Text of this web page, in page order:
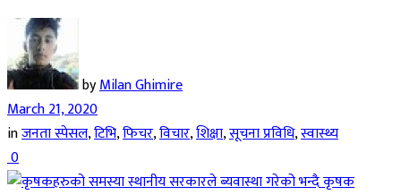
byMilan Ghimire
March 21, 2020
inजनता स्पेसल,टिभि,फिचर,विचार,शिक्षा,सूचना प्रविधि,स्वास्थ्य
0